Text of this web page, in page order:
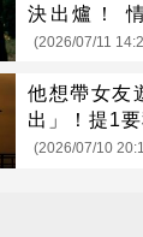
決出爐！
「這件事」
(2026/07/11
他想帶女友
出」！提1
(2026/07/10